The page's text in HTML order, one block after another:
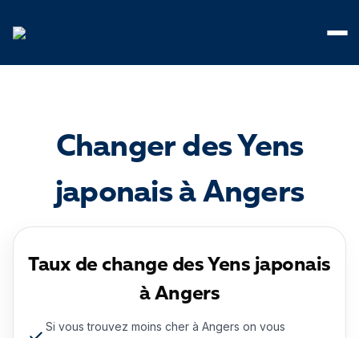
Changer des Yens
japonais à Angers
Taux de change des Yens japonais
à Angers
Si vous trouvez moins cher à Angers on vous